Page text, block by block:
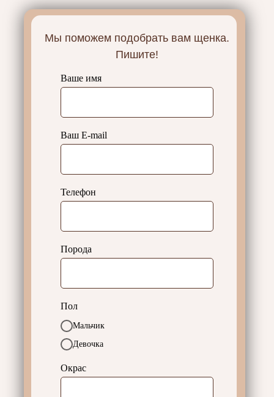
Мы поможем подобрать вам щенка.
Пишите!
Ваше имя
Ваш E-mail
Телефон
Порода
Пол
Мальчик
Девочка
Окрас